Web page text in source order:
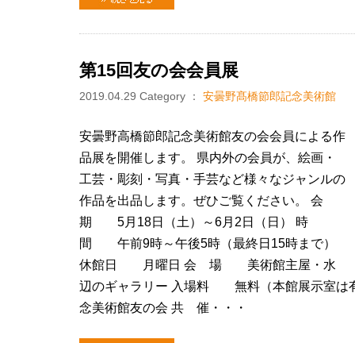
第15回友の会会員展
2019.04.29 Category ： 安曇野髙橋節郎記念美術館
安曇野高橋節郎記念美術館友の会会員による作
品展を開催します。 県内外の会員が、絵画・
工芸・彫刻・写真・手芸など様々なジャンルの
作品を出品します。ぜひご覧ください。 会
期 5月18日（土）～6月2日（日） 時
間 午前9時～午後5時（最終日15時まで）
休館日 月曜日 会 場 美術館主屋・水
辺のギャラリー 入場料 無料（本館展示室
念美術館友の会 共 催・・・